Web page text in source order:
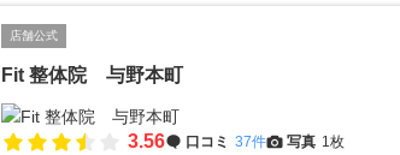
店舗公式
Fit 整体院 与野本町
3.56 口コミ 37件 写真 1枚